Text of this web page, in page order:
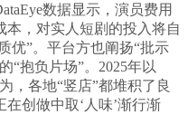
数据显示，演员费用
本，对实人短剧的投入将自
优”。平台方也阐扬“批示
“抱负片场”。2025年以
，各地“竖店”都堆积了良
创做中取‘人味’渐行渐